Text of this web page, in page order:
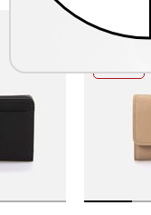
2. 3. 4.
ÜRÜNE
INDIRIM